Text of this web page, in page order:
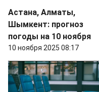
Астана, Алматы,
Шымкент: прогноз
погоды на 10 ноября
10 ноября 2025 08:17